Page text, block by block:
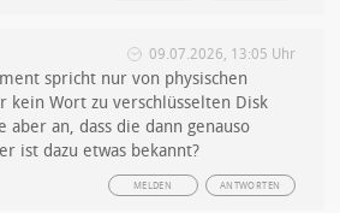
09.07.2026, 13:05 Uhr
spricht nur von physischen
kein Wort zu verschlüsselten Disk
aber an, dass die dann genauso
ist dazu etwas bekannt?
ANTWORTEN
MELDEN